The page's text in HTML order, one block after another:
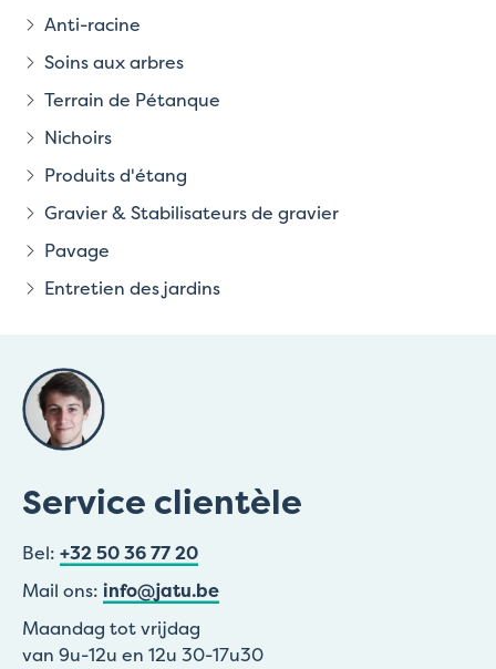
Anti-racine
Soins aux arbres
Terrain de Pétanque
Nichoirs
Produits d'étang
Gravier & Stabilisateurs de gravier
Pavage
Entretien des jardins
Service clientèle
Bel: +32 50 36 77 20
Mail ons: info@jatu.be
Maandag tot vrijdag
van 9u-12u en 12u 30-17u30